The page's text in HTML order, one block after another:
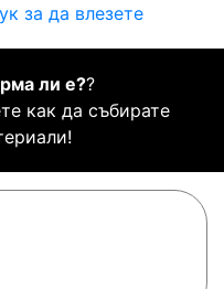
за да влезете
ли е??
как да събирате